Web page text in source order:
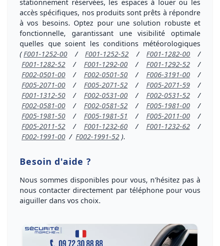
stationnement réservées, les espaces à louer ou les
accès spécifiques, nos produits sont prêts à répondre
à vos besoins. Optez pour unesolution robusteet
fonctionnelle, garantissant une visibilité optimale
quelles que soient les conditions météorologiques
( F001-1252-00 / F001-1252-52 / F001-1282-00
/
F001-1282-52
/ F001-1292-00 / F001-1292-52
/
F002-0501-00
/ F002-0501-50 / F006-3191-00
/
F005-2071-00
/ F005-2071-52 / F005-2071-59
/
F001-1312-50
/ F002-0531-00 / F002-0531-52
/
F002-0581-00
/ F002-0581-52 / F005-1981-00
/
F005-1981-50
/ F005-1981-51 / F005-2011-00
/
F005-2011-52
/ F001-1232-60 / F001-1232-62
/
F002-1991-00 / F002-1991-52 ).
Besoin d'aide ?
Nous sommes disponibles pour vous, n'hésitez pas à
nouscontacter directement par téléphonepour vous
aiguiller dans vos choix.